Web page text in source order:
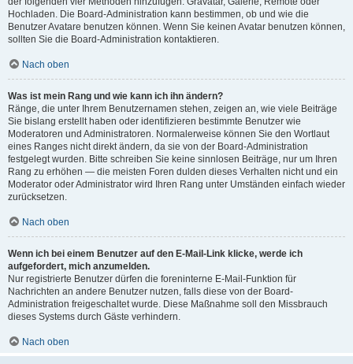
Hochladen. Die Board-Administration kann bestimmen, ob und wie die
Benutzer Avatare benutzen können. Wenn Sie keinen Avatar benutzen können,
sollten Sie die Board-Administration kontaktieren.
Nach oben
Was ist mein Rang und wie kann ich ihn ändern?
Ränge, die unter Ihrem Benutzernamen stehen, zeigen an, wie viele Beiträge
Sie bislang erstellt haben oder identifizieren bestimmte Benutzer wie
Moderatoren und Administratoren. Normalerweise können Sie den Wortlaut
eines Ranges nicht direkt ändern, da sie von der Board-Administration
festgelegt wurden. Bitte schreiben Sie keine sinnlosen Beiträge, nur um Ihren
Rang zu erhöhen — die meisten Foren dulden dieses Verhalten nicht und ein
Moderator oder Administrator wird Ihren Rang unter Umständen einfach wieder
zurücksetzen.
Nach oben
Wenn ich bei einem Benutzer auf den E-Mail-Link klicke, werde ich
aufgefordert, mich anzumelden.
Nur registrierte Benutzer dürfen die foreninterne E-Mail-Funktion für
Nachrichten an andere Benutzer nutzen, falls diese von der Board-
Administration freigeschaltet wurde. Diese Maßnahme soll den Missbrauch
dieses Systems durch Gäste verhindern.
Nach oben